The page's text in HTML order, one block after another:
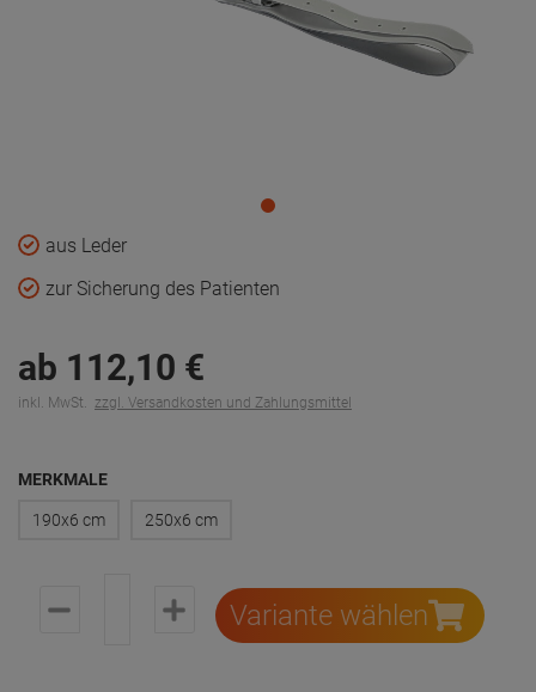
aus Leder
zur Sicherung des Patienten
ab 112,10 €
inkl. MwSt. zzgl. Versandkosten und Zahlungsmittel
MERKMALE
190x6 cm 250x6 cm
Variante wählen